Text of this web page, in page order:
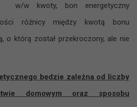
w/w kwoty, bon energetyczny
różnicy między kwotą bonu
o którą został przekroczony, ale nie
będzie zależna od liczby
domowym oraz sposobu